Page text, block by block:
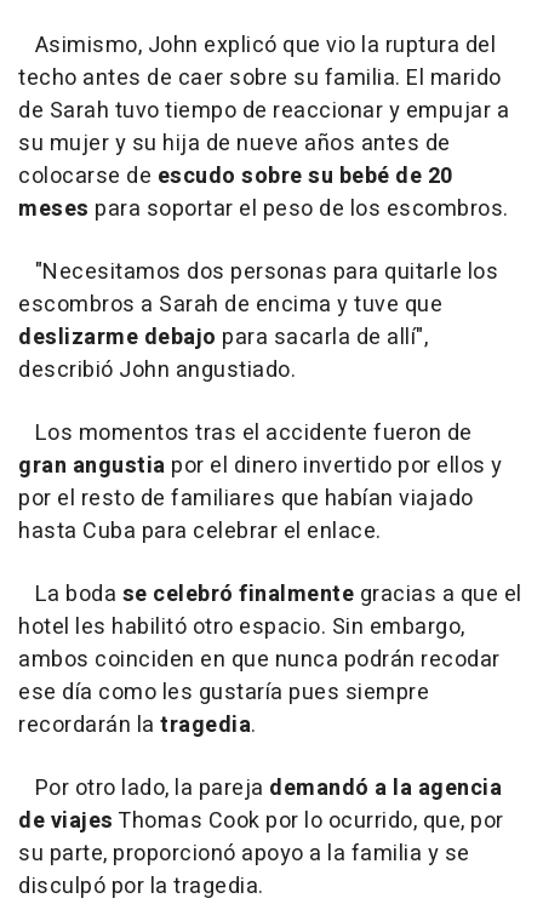
Asimismo, John explicó que vio la ruptura del
techo antes de caer sobre su familia. El marido
de Sarah tuvo tiempo de reaccionar y empujar a
su mujer y su hija de nueve años antes de
colocarse de escudo sobre su bebé de 20
meses para soportar el peso de los escombros.
"Necesitamos dos personas para quitarle los
escombros a Sarah de encima y tuve que
deslizarme debajo para sacarla de allí",
describió John angustiado.
Los momentos tras el accidente fueron de
gran angustia por el dinero invertido por ellos y
por el resto de familiares que habían viajado
hasta Cuba para celebrar el enlace.
La boda se celebró finalmente gracias a que el
hotel les habilitó otro espacio. Sin embargo,
ambos coinciden en que nunca podrán recodar
ese día como les gustaría pues siempre
recordarán la tragedia.
Por otro lado, la pareja demandó a la agencia
de viajes Thomas Cook por lo ocurrido, que, por
su parte, proporcionó apoyo a la familia y se
disculpó por la tragedia.